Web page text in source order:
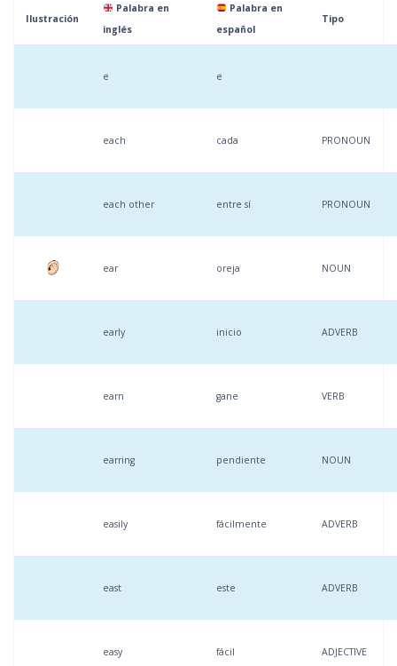
Ilustración
Palabra en
inglés
Palabra en
español
Tipo
e e
each cada PRONOUN
each other entre sí PRONOUN
ear oreja NOUN
early inicio ADVERB
earn gane VERB
earring pendiente NOUN
easily fácilmente ADVERB
east este ADVERB
easy fácil ADJECTIVE